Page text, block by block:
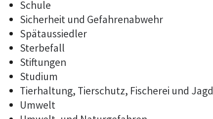
Schule
Sicherheit und Gefahrenabwehr
Spätaussiedler
Sterbefall
Stiftungen
Studium
Tierhaltung, Tierschutz, Fischerei und Jagd
Umwelt